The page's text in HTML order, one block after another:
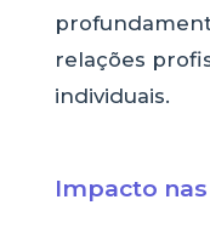
relações
individuais.
Impacto